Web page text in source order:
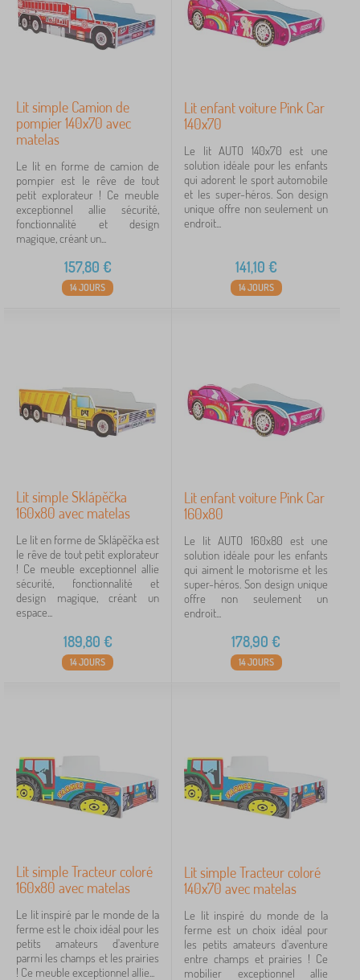
Lit simple Camion de
pompier 140x70 avec
matelas
Le lit en forme de camion de
pompier est le rêve de tout
petit explorateur ! Ce meuble
exceptionnel allie sécurité,
fonctionnalité et design
magique, créant un...
157,80 €
14 JOURS
Lit enfant voiture Pink Car
140x70
Le lit AUTO 140x70 est une
solution idéale pour les enfants
qui adorent le sport automobile
et les super-héros. Son design
unique offre non seulement un
endroit...
141,10 €
14 JOURS
Lit simple Sklápěčka
160x80 avec matelas
Le lit en forme de Sklápěčka est
le rêve de tout petit explorateur
! Ce meuble exceptionnel allie
sécurité, fonctionnalité et
design magique, créant un
espace...
189,80 €
14 JOURS
Lit enfant voiture Pink Car
160x80
Le lit AUTO 160x80 est une
solution idéale pour les enfants
qui aiment le motorisme et les
super-héros. Son design unique
offre non seulement un
endroit...
178,90 €
14 JOURS
Lit simple Tracteur coloré
160x80 avec matelas
Le lit inspiré par le monde de la
ferme est le choix idéal pour les
petits amateurs d'aventure
parmi les champs et les prairies
! Ce meuble exceptionnel allie...
Lit simple Tracteur coloré
140x70 avec matelas
Le lit inspiré du monde de la
ferme est un choix idéal pour
les petits amateurs d'aventure
entre champs et prairies ! Ce
mobilier exceptionnel allie